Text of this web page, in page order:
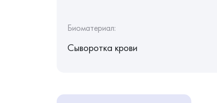
Биоматериал:
Сыворотка крови